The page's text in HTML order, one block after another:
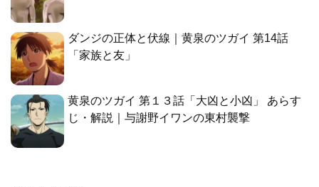
ダンジの正体と伏線｜黄泉のツガイ 第14話
「家族と友」
黄泉のツガイ 第１３話「大凶と小凶」 あらす
じ・解説｜与謝野イワンの東村襲撃